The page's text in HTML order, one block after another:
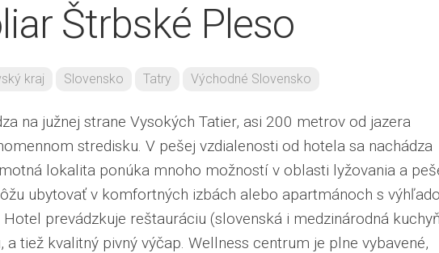
Štrbské Pleso
kraj Slovensko Tatry Východné Slovensko
na južnej strane Vysokých Tatier, asi 200 metrov od jazera
stredisku. V pešej vzdialenosti od hotela sa nachádza
lokalita ponúka mnoho možností v oblasti lyžovania a
ubytovať v komfortných izbách alebo apartmánoch s
prevádzkuje reštauráciu (slovenská i medzinárodná
a tiež kvalitný pivný výčap. Wellness centrum je plne vybavené,